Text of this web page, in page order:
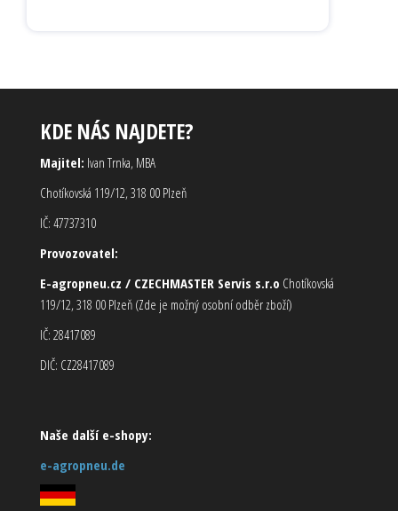
KDE NÁS NAJDETE?
Majitel: Ivan Trnka, MBA
Chotíkovská 119/12, 318 00 Plzeň
IČ: 47737310
Provozovatel:
E-agropneu.cz / CZECHMASTER Servis s.r.o Chotíkovská
119/12, 318 00 Plzeň (Zde je možný osobní odběr zboží)
IČ: 28417089
DIČ: CZ28417089
Naše další e-shopy:
e-agropneu.de